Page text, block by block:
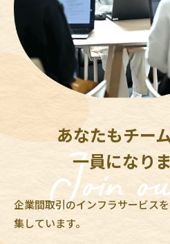
あなたもチー
一員になり
企業間取引のインフラサービス
集しています。